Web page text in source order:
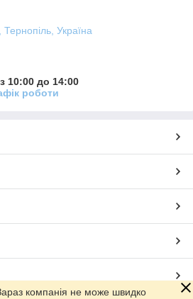
Україна
10:00 до 14:00
роботи
компанія не може швидко